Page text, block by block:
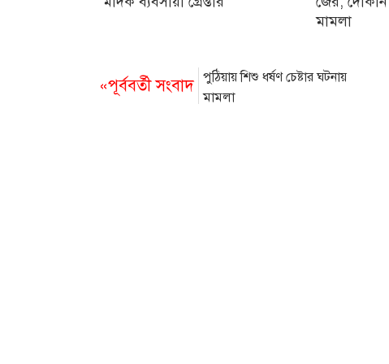
মামলা
«পূর্ববর্তী সংবাদ পুঠিয়ায় শিশু ধর্ষণ চেষ্টার ঘটনায়
মামলা